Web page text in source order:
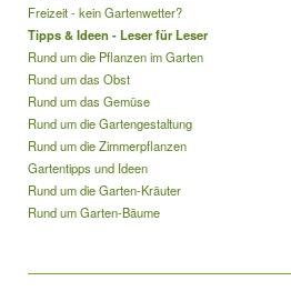
Freizeit - kein Gartenwetter?
Tipps & Ideen - Leser für Leser
Rund um die Pflanzen im Garten
Rund um das Obst
Rund um das Gemüse
Rund um die Gartengestaltung
Rund um die Zimmerpflanzen
Gartentipps und Ideen
Rund um die Garten-Kräuter
Rund um Garten-Bäume